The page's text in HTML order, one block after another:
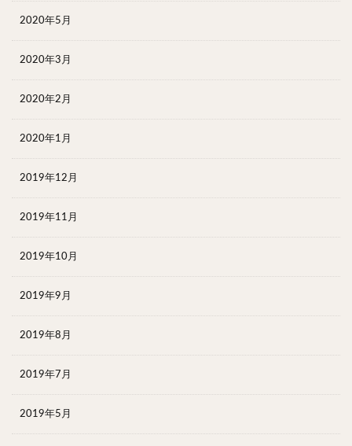
2020年5月
2020年3月
2020年2月
2020年1月
2019年12月
2019年11月
2019年10月
2019年9月
2019年8月
2019年7月
2019年5月